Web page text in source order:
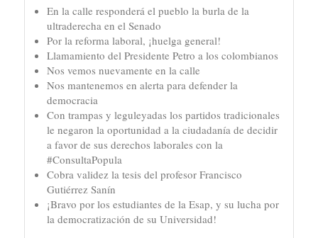
En la calle responderá el pueblo la burla de la
ultraderecha en el Senado
Por la reforma laboral, ¡huelga general!
Llamamiento del Presidente Petro a los colombianos
Nos vemos nuevamente en la calle
Nos mantenemos en alerta para defender la
democracia
Con trampas y leguleyadas los partidos tradicionales
le negaron la oportunidad a la ciudadanía de decidir
a favor de sus derechos laborales con la
#ConsultaPopula
Cobra validez la tesis del profesor Francisco
Gutiérrez Sanín
¡Bravo por los estudiantes de la Esap, y su lucha por
la democratización de su Universidad!